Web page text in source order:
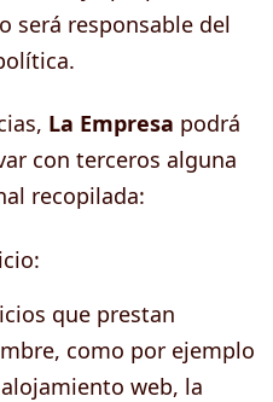
será responsable del
La Empresa podrá
con terceros alguna
recopilada:
que prestan
como por ejemplo
web, la